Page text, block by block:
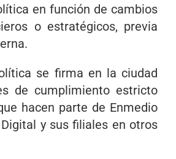
en función de cambios
o estratégicos, previa
se firma en la ciudad
de cumplimiento estricto
hacen parte de Enmedio
y sus filiales en otros